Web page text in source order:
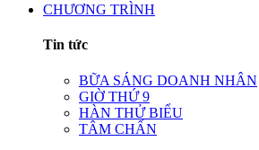
CHƯƠNG TRÌNH
Tin tức
BỮA SÁNG DOANH NHÂN
GIỜ THỨ 9
HÀN THỬ BIỂU
TÂM CHẤN